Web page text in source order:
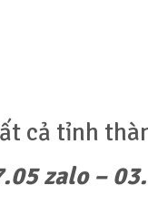
cả tỉnh
zalo –